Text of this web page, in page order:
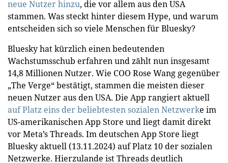
neue Nutzer hinzu, die vor allem aus den USA
stammen. Was steckt hinter diesem Hype, und warum
entscheiden sich so viele Menschen für Bluesky?
Bluesky hat kürzlich einen bedeutenden
Wachstumsschub erfahren und zählt nun insgesamt
14,8 Millionen Nutzer. Wie COO Rose Wang gegenüber
„The Verge“ bestätigt, stammen die meisten dieser
neuen Nutzer aus den USA. Die App rangiert aktuell
auf Platz eins der beliebtesten sozialen Netzwerke im
US-amerikanischen App Store und liegt damit direkt
vor Meta’s Threads. Im deutschen App Store liegt
Bluesky aktuell (13.11.2024) auf Platz 10 der sozialen
Netzwerke. Hierzulande ist Threads deutlich